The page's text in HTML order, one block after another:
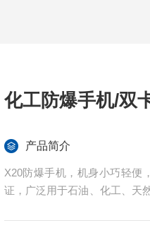
化工防爆手机/双
产品简介
X20防爆手机，机身小巧轻便
证，广泛用于石油、化工、天